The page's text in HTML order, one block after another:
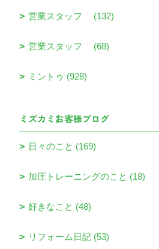
営業スタッフ (132)
営業スタッフ (68)
ミントゥ (928)
ミズカミお客様ブログ
日々のこと (169)
加圧トレーニングのこと (18)
好きなこと (48)
リフォーム日記 (53)